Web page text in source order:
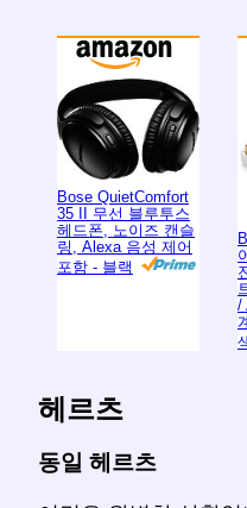
Bose QuietComfort
35 II 무선 블루투스
헤드폰, 노이즈 캔슬
링, Alexa 음성 제어
포함 - 블랙
/
헤르츠
동일 헤르츠